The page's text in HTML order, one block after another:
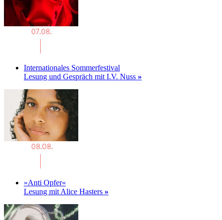
Internationales Sommerfestival
Lesung und Gespräch mit I.V. Nuss »
»Anti Opfer«
Lesung mit Alice Hasters »